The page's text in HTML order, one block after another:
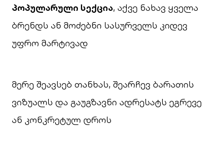
პოპულარული სექცია, აქვე ნახავ ყველა
ბრენდს ან მოძებნი სასურველს კიდევ
უფრო მარტივად
მერე შეავსებ თანხას, შეარჩევ ბარათის
ვიზუალს და გაუგზავნი ადრესატს ეგრევე
ან კონკრეტულ დროს